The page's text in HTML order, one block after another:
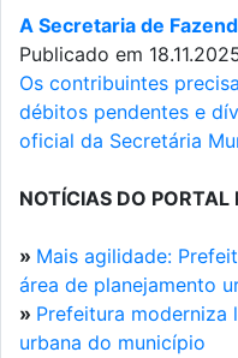
A Secretaria de
Publicado em
Os contribuintes
débitos pendentes e
oficial da Secretária
NOTÍCIAS DO PORTAL
» Mais agilidade:
área de planejamento
» Prefeitura moderniza
urbana do município